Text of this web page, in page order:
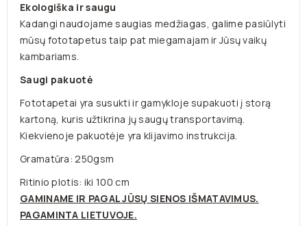
Ekologiška ir saugu
Kadangi naudojame saugias medžiagas, galime pasiūlyti
mūsų fototapetus taip pat miegamajam ir Jūsų vaikų
kambariams.
Saugi pakuotė
Fototapetai yra susukti ir gamykloje supakuoti į storą
kartoną, kuris užtikrina jų saugų transportavimą.
Kiekvienoje pakuotėje yra klijavimo instrukcija.
Gramatūra: 250gsm
Ritinio plotis: iki 100 cm
GAMINAME IR PAGAL JŪSŲ SIENOS IŠMATAVIMUS.
PAGAMINTA LIETUVOJE.